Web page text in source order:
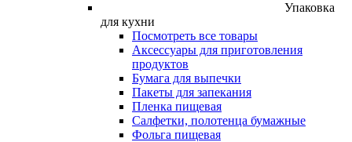
Упаковка
для кухни
Посмотреть все товары
Аксессуары для приготовления
продуктов
Бумага для выпечки
Пакеты для запекания
Пленка пищевая
Салфетки, полотенца бумажные
Фольга пищевая